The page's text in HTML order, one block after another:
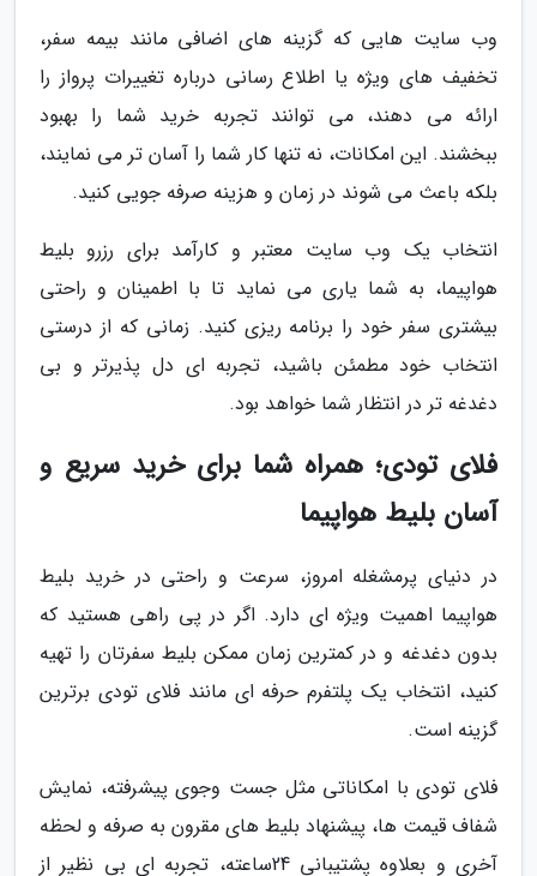
وب سایت هایی که گزینه های اضافی مانند بیمه سفر،
تخفیف های ویژه یا اطلاع رسانی درباره تغییرات پرواز را
ارائه می دهند، می توانند تجربه خرید شما را بهبود
ببخشند. این امکانات، نه تنها کار شما را آسان تر می نمایند،
بلکه باعث می شوند در زمان و هزینه صرفه جویی کنید.
انتخاب یک وب سایت معتبر و کارآمد برای رزرو بلیط
هواپیما، به شما یاری می نماید تا با اطمینان و راحتی
بیشتری سفر خود را برنامه ریزی کنید. زمانی که از درستی
انتخاب خود مطمئن باشید، تجربه ای دل پذیرتر و بی
دغدغه تر در انتظار شما خواهد بود.
فلای تودی؛ همراه شما برای خرید سریع و
آسان بلیط هواپیما
در دنیای پرمشغله امروز، سرعت و راحتی در خرید بلیط
هواپیما اهمیت ویژه ای دارد. اگر در پی راهی هستید که
بدون دغدغه و در کمترین زمان ممکن بلیط سفرتان را تهیه
کنید، انتخاب یک پلتفرم حرفه ای مانند فلای تودی برترین
گزینه است.
فلای تودی با امکاناتی مثل جست وجوی پیشرفته، نمایش
شفاف قیمت ها، پیشنهاد بلیط های مقرون به صرفه و لحظه
آخری و بعلاوه پشتیبانی 24ساعته، تجربه ای بی نظیر از